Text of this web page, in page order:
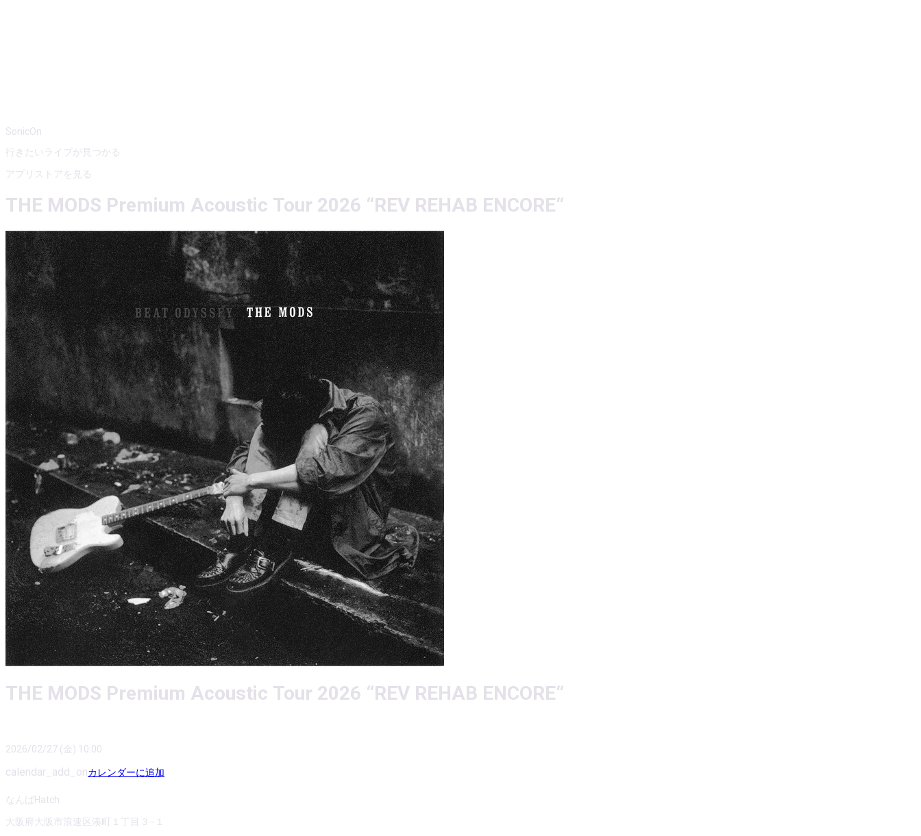
SonicOn
行きたいライブが見つかる
アプリストアを見る
THE MODS Premium Acoustic Tour 2026 “REV REHAB ENCORE“
THE MODS Premium Acoustic Tour 2026 “REV REHAB ENCORE“
2026/02/27 (金) 10:00
calendar_add_onカレンダーに追加
なんばHatch
大阪府大阪市浪速区湊町１丁目３−１